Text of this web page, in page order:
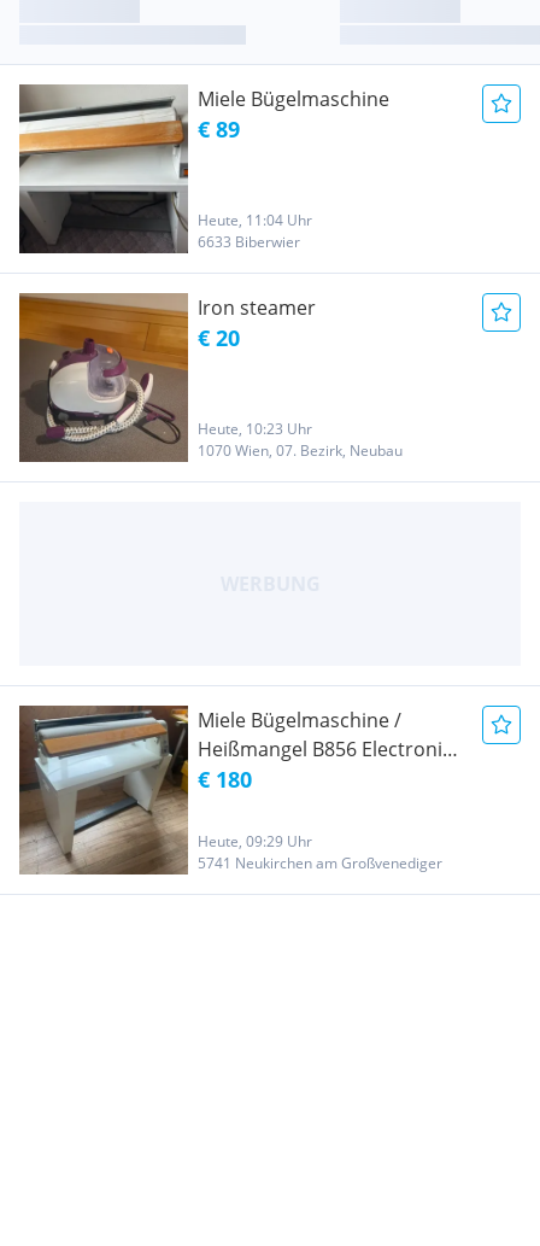
Miele Bügelmaschine
€ 89
Heute, 11:04 Uhr
6633 Biberwier
Iron steamer
€ 20
Heute, 10:23 Uhr
1070 Wien, 07. Bezirk, Neubau
Miele Bügelmaschine /
Heißmangel B856 Electronic -
funktionsfähig
€ 180
Heute, 09:29 Uhr
5741 Neukirchen am Großvenediger